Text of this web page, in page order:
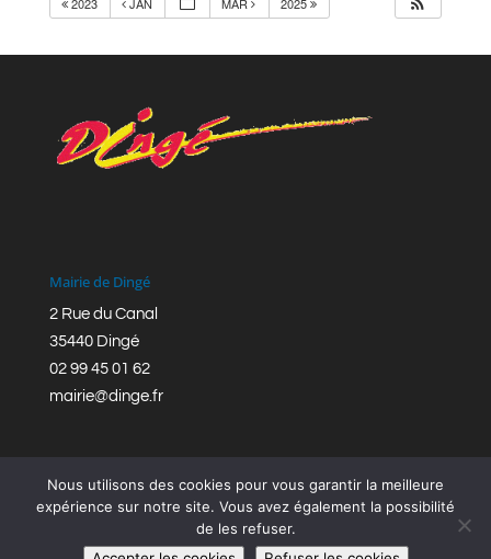
Mairie de Dingé
2 Rue du Canal
35440 Dingé
02 99 45 01 62
mairie@dinge.fr
Réalisation © Mairie de Dingé,Bretagne Romantique
Nous utilisons des cookies pour vous garantir la meilleure
expérience sur notre site. Vous avez également la possibilité
de les refuser.